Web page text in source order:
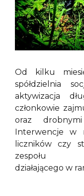
Od kilku
spółdzielnia
aktywizacja
członkowie
oraz
Interwencje w
liczników czy
zespołu
działającego w